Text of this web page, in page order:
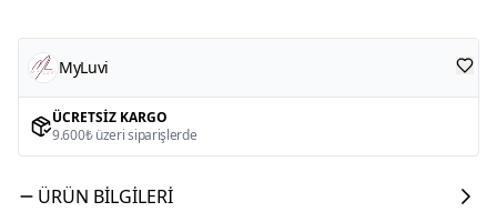
MyLuvi
ÜCRETSIZ KARGO
9.600₺ üzeri siparişlerde
ÜRÜN BILGILERI